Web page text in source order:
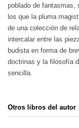
poblado de fantasmas,
los que la pluma
de una colección de
intercalar entre las
budista en forma de
doctrinas y la filosofía
sencilla.
Otros libros del autor